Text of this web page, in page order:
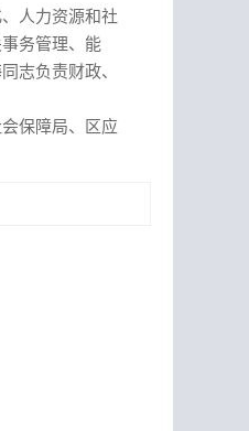
人力资源和社
务管理、能
志负责财政、
保障局、区应
队、国网济宁
职责范围内党